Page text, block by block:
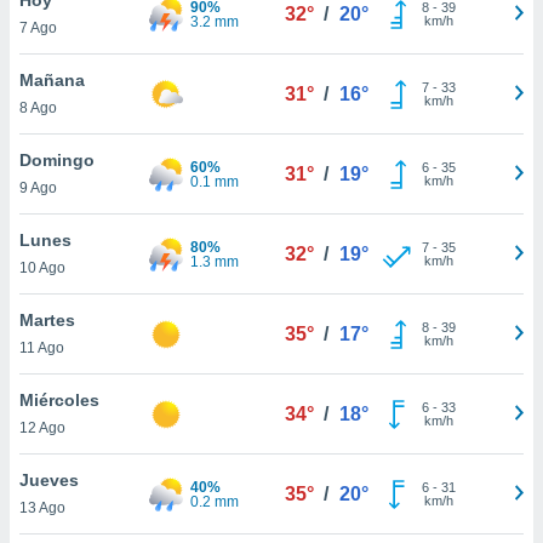
y
en
más
de
7 Ago
90%
3.2 mm
32° / 20° 8- 39
km/h
Mañana
8 Ago
31° / 16° 7- 33
km/h
Domingo
9 Ago
60%
0.1 mm
31° / 19° 6- 35
km/h
Lunes
10 Ago
80%
1.3 mm
32° / 19° 7- 35
km/h
Martes
11 Ago
35° / 17° 8- 39
km/h
Miércoles
12 Ago
34° / 18° 6- 33
km/h
Jueves
13 Ago
40%
0.2 mm
35° / 20° 6- 31
km/h